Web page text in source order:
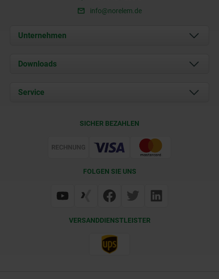
info@norelem.de
Unternehmen
Über uns
Karriere
Downloads
Dokumente
Service
Web Support
SICHER BEZAHLEN
FOLGEN SIE UNS
VERSANDDIENSTLEISTER